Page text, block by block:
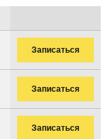
Записаться
Записаться
Записаться